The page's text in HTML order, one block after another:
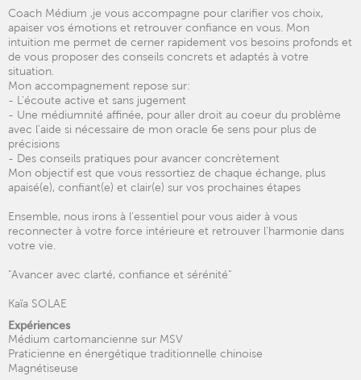
Coach Médium ,je vous accompagne pour clarifier vos choix,
apaiser vos émotions et retrouver confiance en vous. Mon
intuition me permet de cerner rapidement vos besoins profonds et
de vous proposer des conseils concrets et adaptés à votre
situation.
Mon accompagnement repose sur:
- L'écoute active et sans jugement
- Une médiumnité affinée, pour aller droit au coeur du problème
avec l'aide si nécessaire de mon oracle 6e sens pour plus de
précisions
- Des conseils pratiques pour avancer concrètement
Mon objectif est que vous ressortiez de chaque échange, plus
apaisé(e), confiant(e) et clair(e) sur vos prochaines étapes
Ensemble, nous irons à l'essentiel pour vous aider à vous
reconnecter à votre force intérieure et retrouver l'harmonie dans
votre vie.
"Avancer avec clarté, confiance et sérénité"
Kaïa SOLAE
Expériences
Médium cartomancienne sur MSV
Praticienne en énergétique traditionnelle chinoise
Magnétiseuse